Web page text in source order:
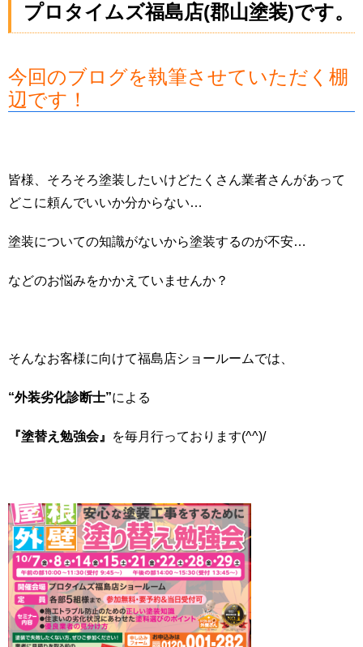
プロタイムズ福島店(郡山塗装)です。
今回のブログを執筆させていただく棚
辺です！
皆様、そろそろ塗装したいけどたくさん業者さんがあって
どこに頼んでいいか分からない…
塗装についての知識がないから塗装するのが不安…
などのお悩みをかかえていませんか？
そんなお客様に向けて福島店ショールームでは、
“外装劣化診断士”による
『塗替え勉強会』 を毎月行っております(^^)/